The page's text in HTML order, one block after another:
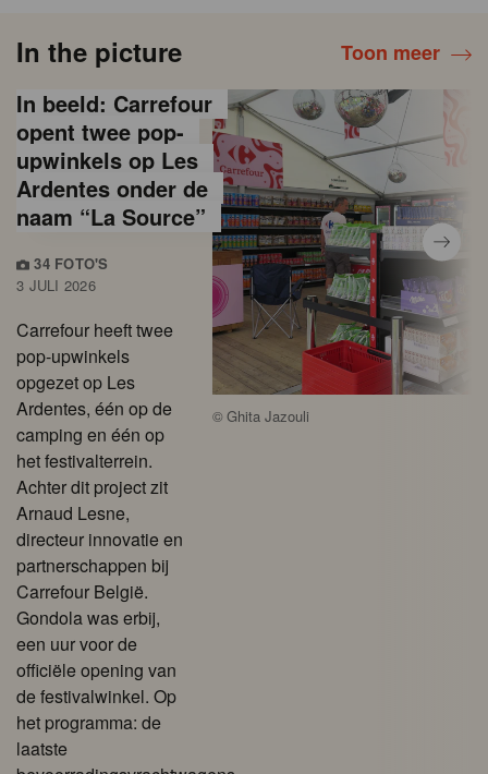
In the picture Toon meer
In beeld: Carrefour
opent twee pop-
upwinkels op Les
Ardentes onder de
naam “La Source”
34 FOTO'S
3 JULI 2026
Carrefour heeft twee
pop-upwinkels
opgezet op Les
Ardentes, één op de
camping en één op
het festivalterrein.
Achter dit project zit
Arnaud Lesne,
directeur innovatie en
partnerschappen bij
Carrefour België.
Gondola was erbij,
een uur voor de
officiële opening van
de festivalwinkel. Op
het programma: de
laatste
©Ghita Jazouli